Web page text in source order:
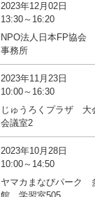
2023年12月02日
13:30～16:20
NPO法人日本FP協会
事務所
2023年11月23日
10:00～16:30
じゅうろくプラザ 大
会議室2
2023年10月28日
10:00～14:50
ヤマカまなびパーク